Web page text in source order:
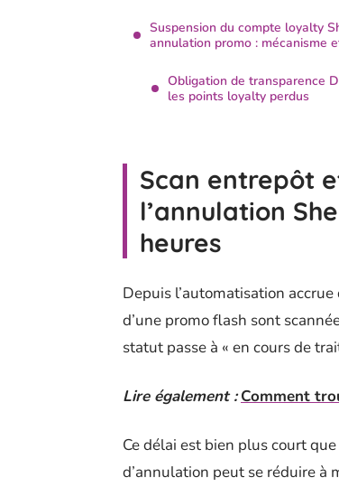
Suspension du compte loyalty
annulation promo : mécanisme
Obligation de transparence
les points loyalty perdus
Scan entrepôt
l’annulation
heures
Depuis l’automatisation
d’une promo flash sont
statut passe à « en cours de
Lire également : Comment
Ce délai est bien plus court
d’annulation peut se réduire à